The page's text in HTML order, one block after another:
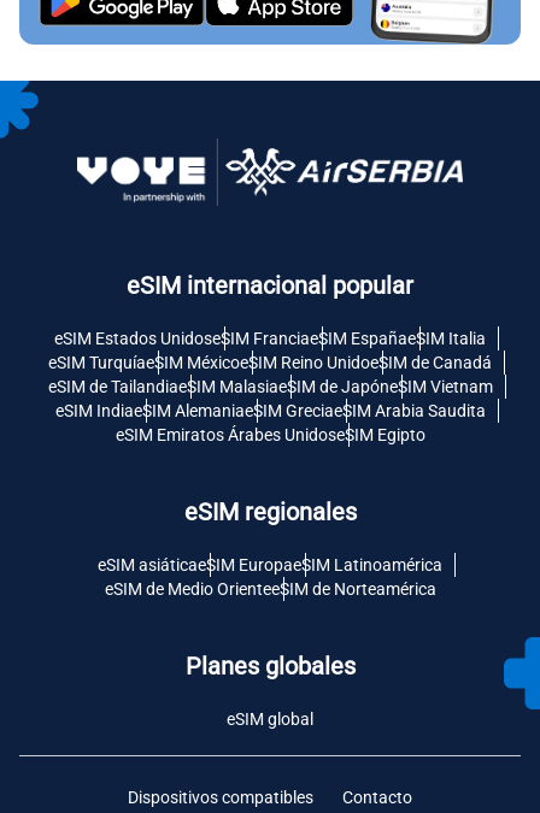
eSIM internacional popular
eSIM Estados UnidoseSIM FranciaeSIM EspañaeSIM Italia
eSIM TurquíaeSIM MéxicoeSIM Reino UnidoeSIM de Canadá
eSIM de TailandiaeSIM MalasiaeSIM de JapóneSIM Vietnam
eSIM IndiaeSIM AlemaniaeSIM GreciaeSIM Arabia Saudita
eSIM Emiratos Árabes UnidoseSIM Egipto
eSIM regionales
eSIM asiáticaeSIM EuropaeSIM Latinoamérica
eSIM de Medio OrienteeSIM de Norteamérica
Planes globales
eSIM global
Dispositivos compatibles Contacto